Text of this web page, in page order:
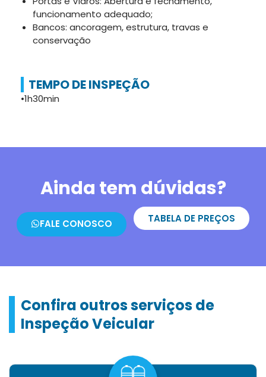
funcionamento adequado;
Bancos: ancoragem, estrutura, travas e
conservação
TEMPO DE INSPEÇÃO
•1h30min
Ainda tem dúvidas?
FALE CONOSCO TABELA DE PREÇOS
Confira outros serviços de
Inspeção Veicular